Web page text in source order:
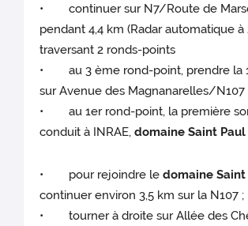
• continuer sur N7/Route de
pendant 4,4 km (Radar automatique à
traversant 2 ronds-points
• au 3 ème rond-point, prendre la
sur Avenue des Magnanarelles/N107
• au 1er rond-point, la première
conduit à INRAE,domaine Saint Paul
• pour rejoindre ledomaine
continuer environ 3,5 km sur la N107 ;
• tourner à droite sur Allée des